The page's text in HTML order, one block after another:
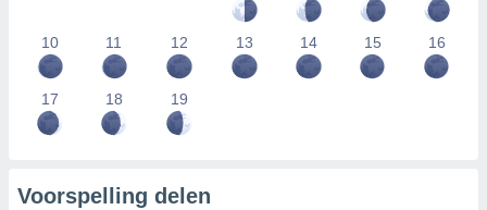
10 11 12 13 14 15 16
17 18 19
Voorspelling delen